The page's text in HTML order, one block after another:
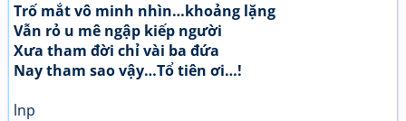
Trố mắt vô minh nhìn…khoảng lặng
Vẫn rỏ u mê ngập kiếp người
Xưa tham đời chỉ vài ba đứa
Nay tham sao vậy…Tổ tiên ơi…!
lnp